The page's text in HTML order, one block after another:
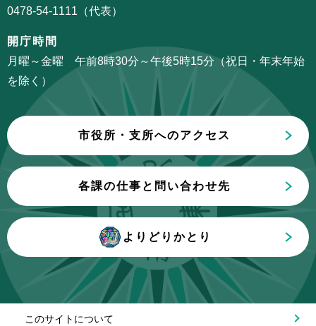
か
ン
こ
こ
ま
0478-54-1111（代表）
開庁時間
月曜～金曜 午前8時30分～午後5時15分（祝日・年末年始
を除く）
市役所・支所へのアクセス
各課の仕事と問い合わせ先
よりどりかとり
このサイトについて